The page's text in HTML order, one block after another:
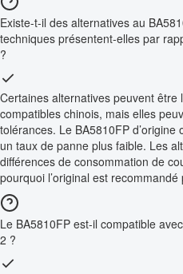
Existe-t-il des alternatives au
techniques présentent-elles par
?
Certaines alternatives peuvent être
compatibles chinois, mais elles
tolérances. Le BA5810FP
un taux de panne plus faible. Les
différences de consommation de
pourquoi l’original est
Le BA5810FP est-il compatible
2 ?